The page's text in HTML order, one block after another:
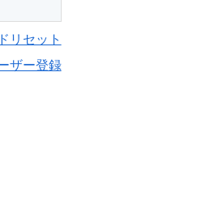
リセット
ザー登録